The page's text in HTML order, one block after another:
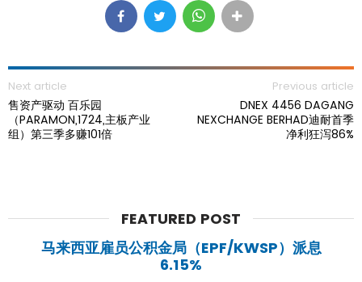
Next article
售资产驱动 百乐园
（PARAMON,1724,主板产业
组）第三季多赚101倍
Previous article
DNEX 4456 DAGANG
NEXCHANGE BERHAD迪耐首季
净利狂泻86%
FEATURED POST
马来西亚雇员公积金局（EPF/KWSP）派息
6.15%